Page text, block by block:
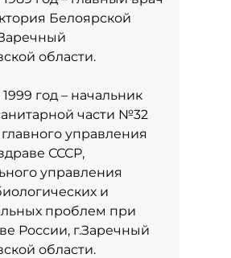
Белоярской
области.
год – начальник
части №32
управления
СССР,
управления
и
проблем при
России, г.Заречный
области.